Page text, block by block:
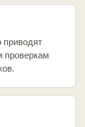
проверкам